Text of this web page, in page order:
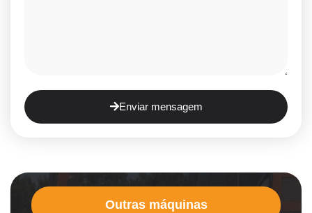
Enviar mensagem
Outras máquinas